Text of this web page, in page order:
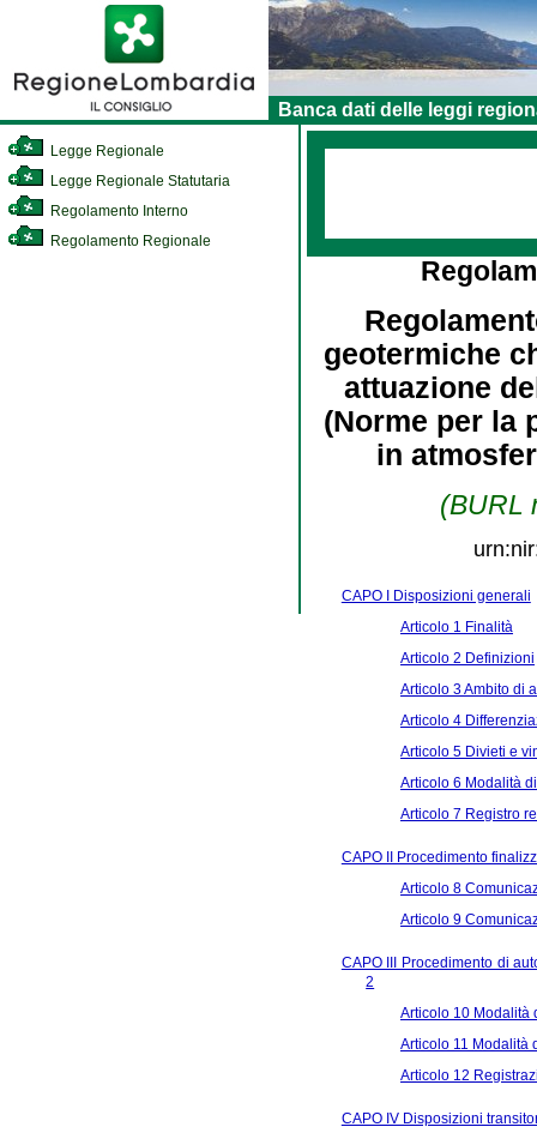
Banca dati delle leggi
Legge Regionale
Legge Regionale Statutaria
Regolamento Interno
Regolamento Regionale
geotermiche
attuazione
(Norme per la
in
(BURL
CAPO I Disposizioni generali
Articolo 1 Finalità
Articolo 2 Definizioni
Articolo 3 Ambito di
Articolo 4
Articolo 5 Divieti e
Articolo 6 Modalità
Articolo 7 Registro
CAPO II Procedimento
Articolo 8
Articolo 9
CAPO III Procedimento di
2
Articolo 10 Modalità
Articolo 11 Modalità
Articolo 12
CAPO IV Disposizioni